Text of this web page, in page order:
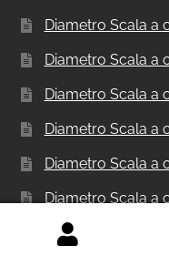
Diametro Scala a
Diametro Scala a
Diametro Scala a
Diametro Scala a
Diametro Scala a
Diametro Scala a